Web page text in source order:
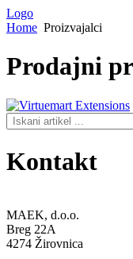
Logo
Home Proizvajalci
Prodajni
Kontakt
MAEK, d.o.o.
Breg 22A
4274 Žirovnica